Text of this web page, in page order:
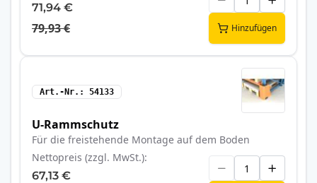
71,94 €
79,93 € Hinzufügen
Art.-Nr. 54133
U-Rammschutz
Für die freistehende Montage auf dem Boden
Nettopreis (zzgl. MwSt.)
67,13 €